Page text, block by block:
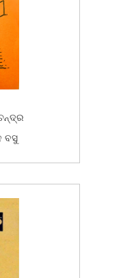
ବସୁ